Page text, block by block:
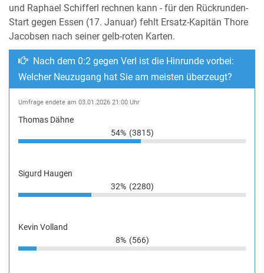
und Raphael Schifferl rechnen kann - für den Rückrunden-
Start gegen Essen (17. Januar) fehlt Ersatz-Kapitän Thore
Jacobsen nach seiner gelb-roten Karten.
Nach dem 0:2 gegen Verl ist die Hinrunde vorbei:
Welcher Neuzugang hat Sie am meisten überzeugt?
Umfrage endete am 03.01.2026 21:00 Uhr
Thomas Dähne
54% (3815)
Sigurd Haugen
32% (2280)
Kevin Volland
8% (566)